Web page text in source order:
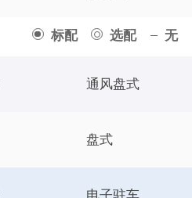
标配 选配 无
通风盘式
盘式